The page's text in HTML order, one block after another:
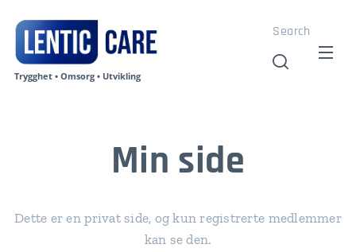
Trygghet • Omsorg • Utvikling
Search
Min side
Dette er en privat side, og kun registrerte medlemmer
kan se den.